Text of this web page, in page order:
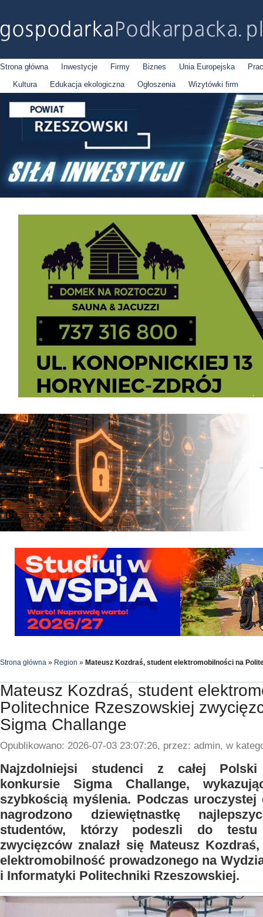
Strona główna Inwestycje Firmy Biznes Unia Europejska
Kultura
Edukacja ekologiczna Ogłoszenia Wizytówki firm
Strona główna » Region » Mateusz Kozdraś, student elektromobilności na
Mateusz Kozdraś, student
Politechnice Rzeszowskiej
Sigma Challange
Opublikowano: 2026-07-03 23:07:26, przez: admin, w
Najzdolniejsi studenci z całej
konkursie Sigma Challange,
szybkością myślenia. Podczas uroczystej
nagrodzono dziewiętnastkę
studentów, którzy podeszli do testu
zwycięzców znalazł się Mateusz
elektromobilność prowadzonego na
i Informatyki Politechniki Rzeszowskiej.